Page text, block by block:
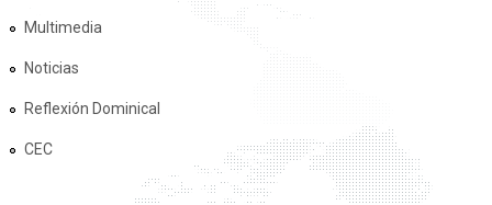
Multimedia
Noticias
Reflexión Dominical
CEC